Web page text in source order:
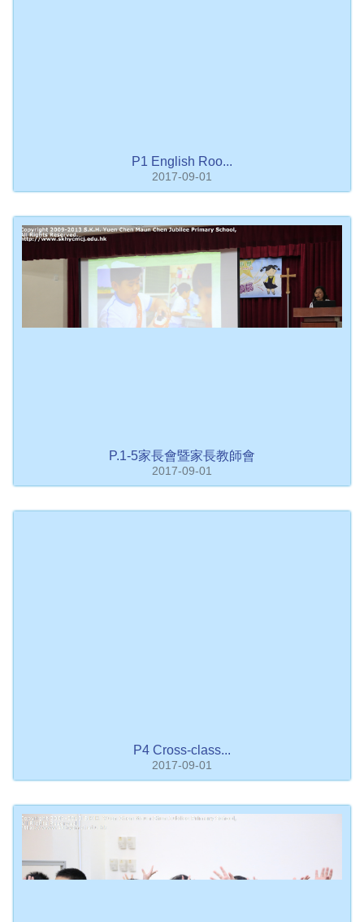
P1 English Roo...
2017-09-01
P.1-5家長會暨家長教師會
2017-09-01
P4 Cross-class...
2017-09-01